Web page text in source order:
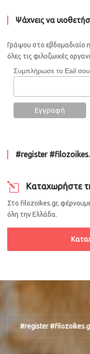
Ψάχνεις να
Γράψου στο εβδομαδιαίο
όλες τις φιλοζωικές
Συμπλήρωσε το Eail σου
#register
Καταχωρήστε
Στο filozoikes.gr,
όλη την Ελλάδα.
#register